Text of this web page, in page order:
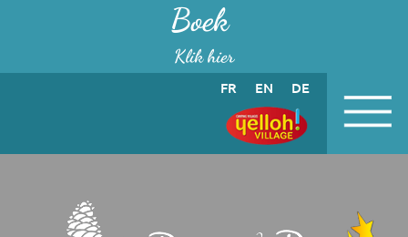
Boek
Klik hier
FR EN DE